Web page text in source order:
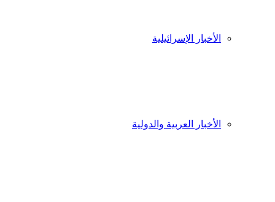
الأخبار الإسرائيلية
الأخبار العربية والدولية